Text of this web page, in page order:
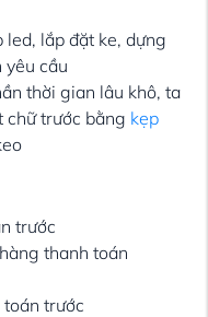
lắp đặt ke, dựng
cầu
thời gian lâu khô, ta
chữ trước bằng kẹp
trước
thanh toán
trước